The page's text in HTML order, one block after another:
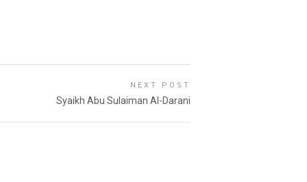
NEXT POST
Syaikh Abu Sulaiman Al-Darani